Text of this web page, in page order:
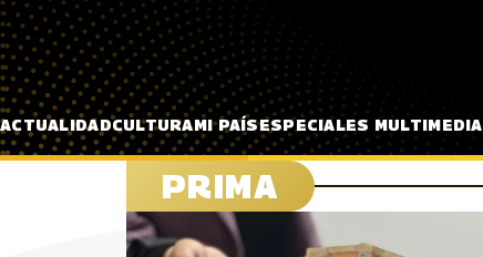
Pasar al contenido principal
ACTUALIDADCULTURAMI PAÍSESPECIALES MULTIMEDIA
PRIMA